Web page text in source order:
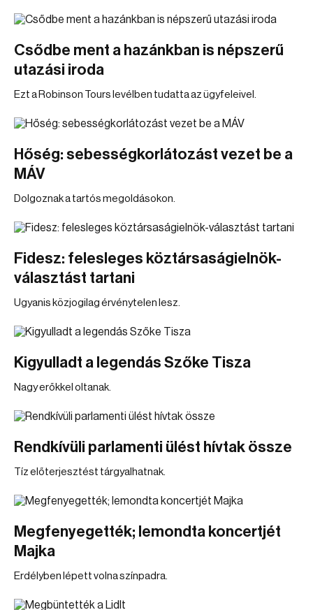
Csődbe ment a hazánkban is népszerű
utazási iroda
Ezt a Robinson Tours levélben tudatta az ügyfeleivel.
Hőség: sebességkorlátozást vezet be a
MÁV
Dolgoznak a tartós megoldásokon.
Fidesz: felesleges köztársaságielnök-
választást tartani
Ugyanis közjogilag érvénytelen lesz.
Kigyulladt a legendás Szőke Tisza
Nagy erőkkel oltanak.
Rendkívüli parlamenti ülést hívtak össze
Tíz előterjesztést tárgyalhatnak.
Megfenyegették; lemondta koncertjét
Majka
Erdélyben lépett volna színpadra.